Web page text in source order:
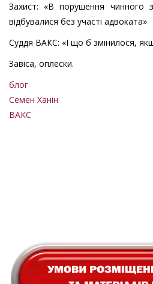
Захист: «В порушення чинного
відбувалися без участі адвоката»
Суддя ВАКС: «І що б змінилося,
Завіса, оплески.
блог
Семен Ханін
ВАКС